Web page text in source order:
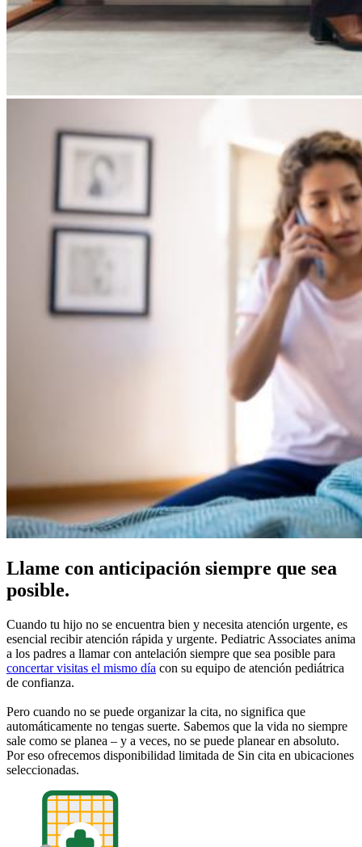
Llame con anticipación siempre que sea
posible.
Cuando tu hijo no se encuentra bien y necesita atención urgente, es
esencial recibir atención rápida y urgente. Pediatric Associates anima
a los padres a llamar con antelación siempre que sea posible para
concertar visitas el mismo día con su equipo de atención pediátrica
de confianza.
Pero cuando no se puede organizar la cita, no significa que
automáticamente no tengas suerte. Sabemos que la vida no siempre
sale como se planea – y a veces, no se puede planear en absoluto.
Por eso ofrecemos disponibilidad limitada de Sin cita en ubicaciones
seleccionadas.